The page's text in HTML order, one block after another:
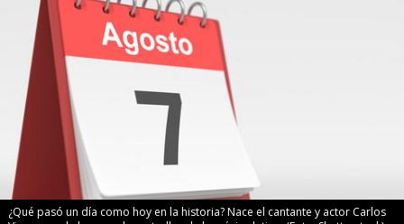
¿Qué pasó un día como hoy en la historia? Nace el cantante y actor Carlos